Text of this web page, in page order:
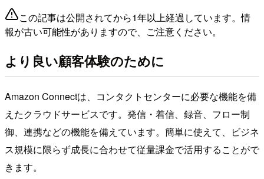
この記事は公開されてから1年以上経過しています。情
報が古い可能性がありますので、ご注意ください。
より良い顧客体験のために
Amazon Connectは、コンタクトセンターに必要な機能を備
えたクラウドサービスです。発信・着信、録音、フロー制
御、連携などの機能を備えています。簡単に使えて、ビジネ
ス規模に限らず成長に合わせて従量課金で活用することがで
きます。